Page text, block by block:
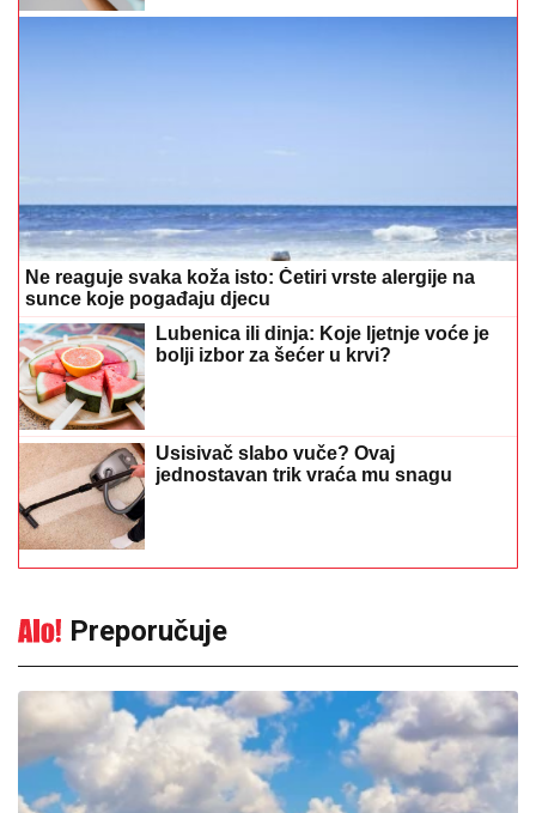
Ne reaguje svaka koža isto: Četiri vrste alergije na
sunce koje pogađaju djecu
Lubenica ili dinja: Koje ljetnje voće je
bolji izbor za šećer u krvi?
Usisivač slabo vuče? Ovaj
jednostavan trik vraća mu snagu
Preporučuje